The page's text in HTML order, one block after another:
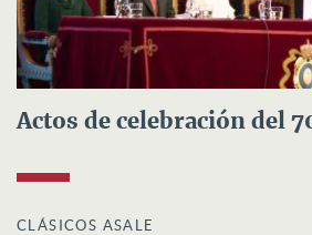
Actos de celebración del
CLÁSICOS ASALE